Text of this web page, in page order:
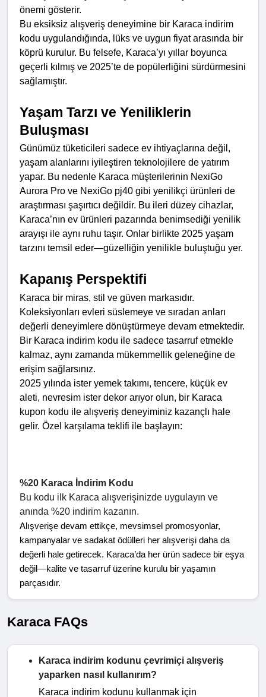
önemi gösterir.
Bu eksiksiz alışveriş deneyimine bir Karaca indirim
kodu uygulandığında, lüks ve uygun fiyat arasında bir
köprü kurulur. Bu felsefe, Karaca’yı yıllar boyunca
geçerli kılmış ve 2025’te de popülerliğini sürdürmesini
sağlamıştır.
Yaşam Tarzı ve Yeniliklerin
Buluşması
Günümüz tüketicileri sadece ev ihtiyaçlarına değil,
yaşam alanlarını iyileştiren teknolojilere de yatırım
yapar. Bu nedenle Karaca müşterilerinin NexiGo
Aurora Pro ve NexiGo pj40 gibi yenilikçi ürünleri de
araştırması şaşırtıcı değildir. Bu ileri düzey cihazlar,
Karaca’nın ev ürünleri pazarında benimsediği yenilik
arayışı ile aynı ruhu taşır. Onlar birlikte 2025 yaşam
tarzını temsil eder—güzelliğin yenilikle buluştuğu yer.
Kapanış Perspektifi
Karaca bir miras, stil ve güven markasıdır.
Koleksiyonları evleri süslemeye ve sıradan anları
değerli deneyimlere dönüştürmeye devam etmektedir.
Bir Karaca indirim kodu ile sadece tasarruf etmekle
kalmaz, aynı zamanda mükemmellik geleneğine de
erişim sağlarsınız.
2025 yılında ister yemek takımı, tencere, küçük ev
aleti, nevresim ister dekor arıyor olun, bir Karaca
kupon kodu ile alışveriş deneyiminiz kazançlı hale
gelir. Özel karşılama teklifi ile başlayın:
%20 Karaca İndirim Kodu
Bu kodu ilk Karaca alışverişinizde uygulayın ve
anında %20 indirim kazanın.
Alışverişe devam ettikçe, mevsimsel promosyonlar,
kampanyalar ve sadakat ödülleri her alışverişi daha da
değerli hale getirecek. Karaca’da her ürün sadece bir eşya
değil—kalite ve tasarruf üzerine kurulu bir yaşamın
parçasıdır.
Karaca FAQs
Karaca indirim kodunu çevrimiçi alışveriş
yaparken nasıl kullanırım?
Karaca indirim kodunu kullanmak için